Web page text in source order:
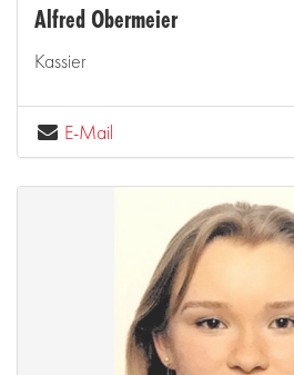
Alfred Obermeier
Kassier
E-Mail